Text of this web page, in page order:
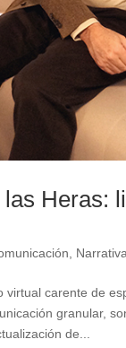
Heras:
carente de
granular,
de...